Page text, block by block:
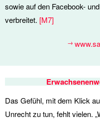
sowie auf den Facebook-
verbreitet. [M7]
Das Gefühl, mit dem Klick
Unrecht zu tun, fehlt vielen.